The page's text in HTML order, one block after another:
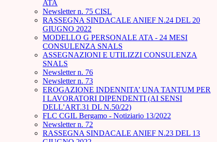
ATA
Newsletter n. 75 CISL
RASSEGNA SINDACALE ANIEF N.24 DEL 20
GIUGNO 2022
MODELLO G PERSONALE ATA - 24 MESI
CONSULENZA SNALS
ASSEGNAZIONI E UTILIZZI CONSULENZA
SNALS
Newsletter n. 76
Newsletter n. 73
EROGAZIONE INDENNITA’ UNA TANTUM PER
I LAVORATORI DIPENDENTI (AI SENSI
DELL’ART.31 DL N.50/22)
FLC CGIL Bergamo - Notiziario 13/2022
Newsletter n. 72
RASSEGNA SINDACALE ANIEF N.23 DEL 13